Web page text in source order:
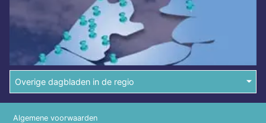
Overige dagbladen in de regio
Algemene voorwaarden